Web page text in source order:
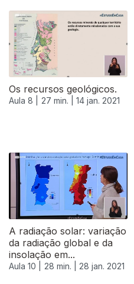
Os recursos geológicos.
Aula 8 | 27 min. | 14 jan. 2021
A radiação solar: variação
da radiação global e da
insolação em...
Aula 10 | 28 min. | 28 jan. 2021
522177